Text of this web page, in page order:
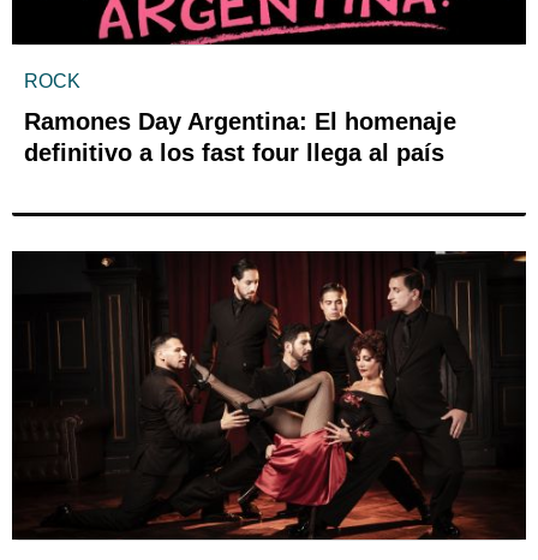
ROCK
Ramones Day Argentina: El homenaje
definitivo a los fast four llega al país